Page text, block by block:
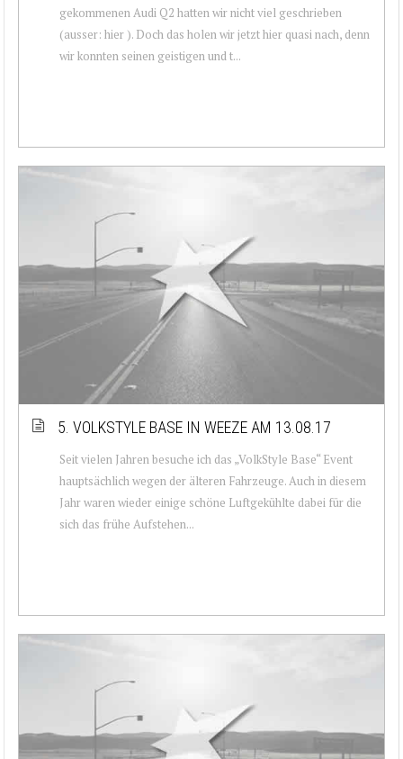
gekommenen Audi Q2 hatten wir nicht viel geschrieben
(ausser: hier ). Doch das holen wir jetzt hier quasi nach, denn
wir konnten seinen geistigen und t...
5. VOLKSTYLE BASE IN WEEZE AM 13.08.17
Seit vielen Jahren besuche ich das „VolkStyle Base“ Event
hauptsächlich wegen der älteren Fahrzeuge. Auch in diesem
Jahr waren wieder einige schöne Luftgekühlte dabei für die
sich das frühe Aufstehen...